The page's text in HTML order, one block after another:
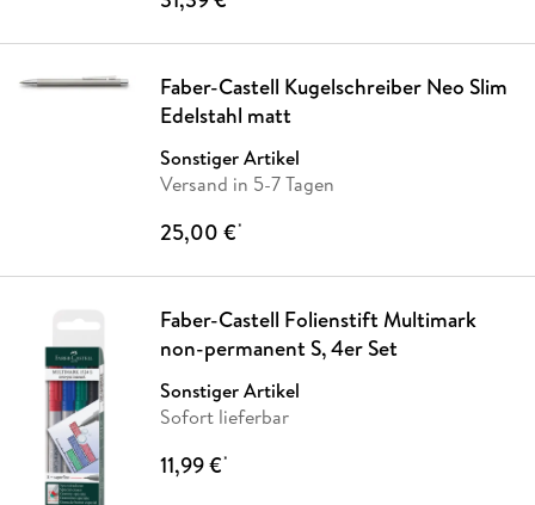
Faber-Castell Kugelschreiber Neo Slim
Edelstahl matt
Sonstiger Artikel
Versand in 5-7 Tagen
25,00 €*
Faber-Castell Folienstift Multimark
non-permanent S, 4er Set
Sonstiger Artikel
Sofort lieferbar
11,99 €*